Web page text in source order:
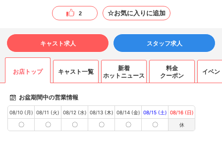
2 ☆お気に入りに追加
キャスト求人 スタッフ求人
お店トップ キャスト一覧
新着
ホットニュース
料金
クーポン
イベン
お盆期間中の営業情報
08/10 (月)
〇
08/11 (火)
〇
08/12 (水)
〇
08/13 (木)
〇
08/14 (金)
〇
08/15 (土)
〇
08/16 (日)
休